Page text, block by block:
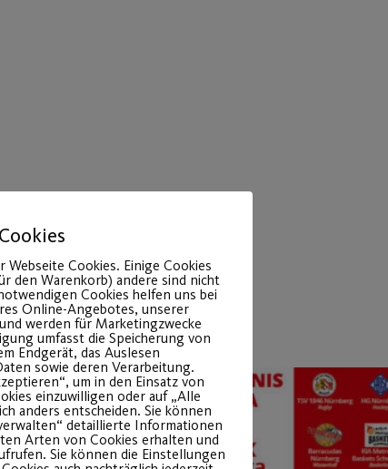
Cookies. Einige Cookies
den Warenkorb) andere sind nicht
Cookies helfen uns bei
Online-Angebotes, unserer
werden für Marketingzwecke
umfasst die Speicherung von
Endgerät, das Auslesen
sowie deren Verarbeitung.
um in den Einsatz von
einzuwilligen oder auf „Alle
anders entscheiden. Sie können
detaillierte Informationen
Arten von Cookies erhalten und
Sie können die Einstellungen